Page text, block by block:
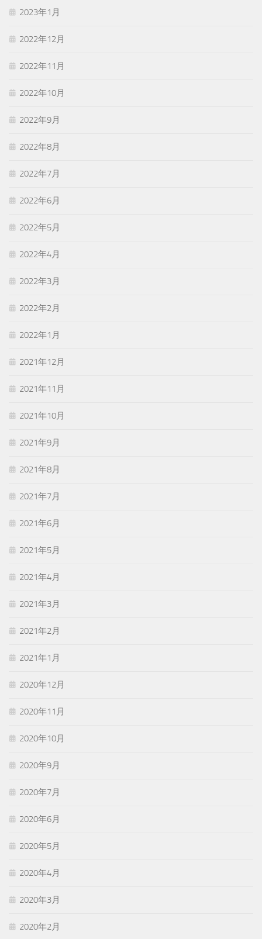
2023年1月
2022年12月
2022年11月
2022年10月
2022年9月
2022年8月
2022年7月
2022年6月
2022年5月
2022年4月
2022年3月
2022年2月
2022年1月
2021年12月
2021年11月
2021年10月
2021年9月
2021年8月
2021年7月
2021年6月
2021年5月
2021年4月
2021年3月
2021年2月
2021年1月
2020年12月
2020年11月
2020年10月
2020年9月
2020年7月
2020年6月
2020年5月
2020年4月
2020年3月
2020年2月